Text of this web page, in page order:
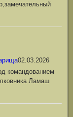
02.03.2026
командованием
Ламаш